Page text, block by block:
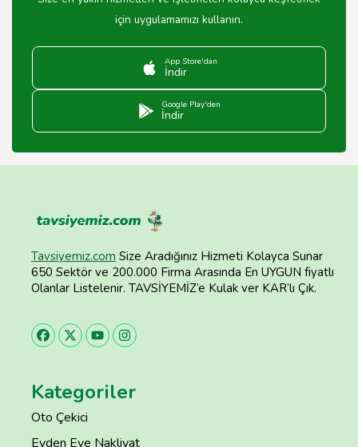
için uygulamamızı kullanın.
App Store'dan
İndir
Google Play'den
İndir
Tavsiyemiz.com Size Aradığınız Hizmeti Kolayca Sunar
650 Sektör ve 200.000 Firma Arasında En UYGUN fiyatlı
Olanlar Listelenir. TAVSİYEMİZ’e Kulak ver KAR’lı Çık.
Kategoriler
Oto Çekici
Evden Eve Nakliyat